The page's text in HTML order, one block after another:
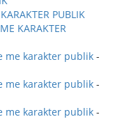
PUBLIK
KARAKTER
me karakter publik -
me karakter publik -
me karakter publik -